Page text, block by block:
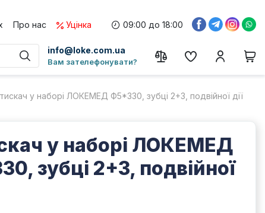
Про нас Уцінка 09:00 до 18:00
info@loke.com.ua
Вам зателефонувати?
у наборі ЛОКЕМЕД Ф5*330, зубці 2+3, подвійної дії
у наборі ЛОКЕМЕД
зубці 2+3, подвійної